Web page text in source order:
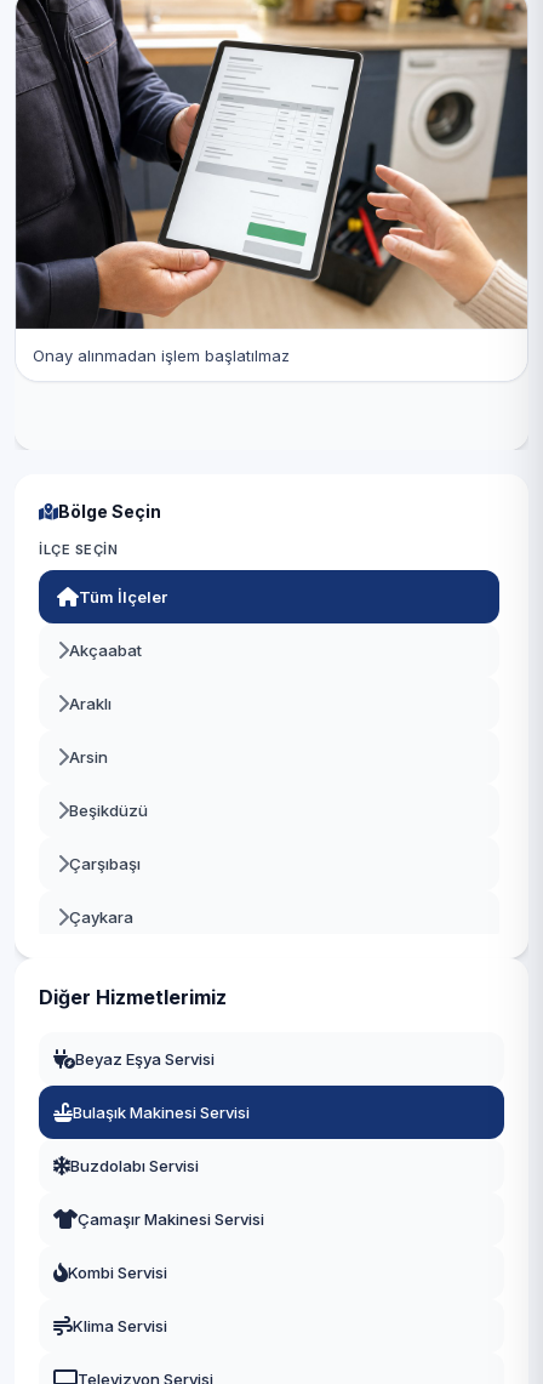
Onay alınmadan işlem başlatılmaz
Bölge Seçin
İLÇE SEÇIN
Tüm İlçeler
Akçaabat
Araklı
Arsin
Beşikdüzü
Çarşıbaşı
Çaykara
Diğer Hizmetlerimiz
Beyaz Eşya Servisi
Bulaşık Makinesi Servisi
Buzdolabı Servisi
Çamaşır Makinesi Servisi
Kombi Servisi
Klima Servisi
Televizyon Servisi